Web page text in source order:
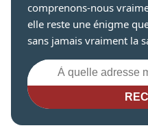
comprenons-nous
elle reste une énigme
sans jamais vraiment la